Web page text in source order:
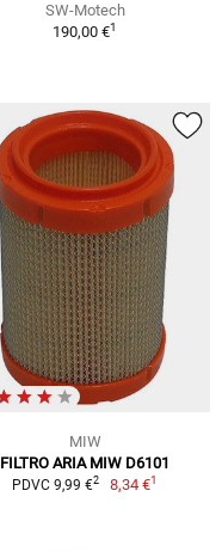
SW-Motech
190,00 €1
MIW
FILTRO ARIA MIW D6101
PDVC 9,99 €2 8,34 €1